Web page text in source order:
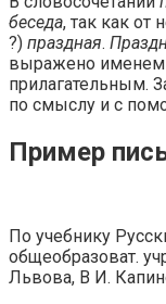
беседа, так как от
?) праздная.
выражено именем
прилагательным.
по смыслу и с
Пример
По учебнику
общеобразоват.
Львова, В И.